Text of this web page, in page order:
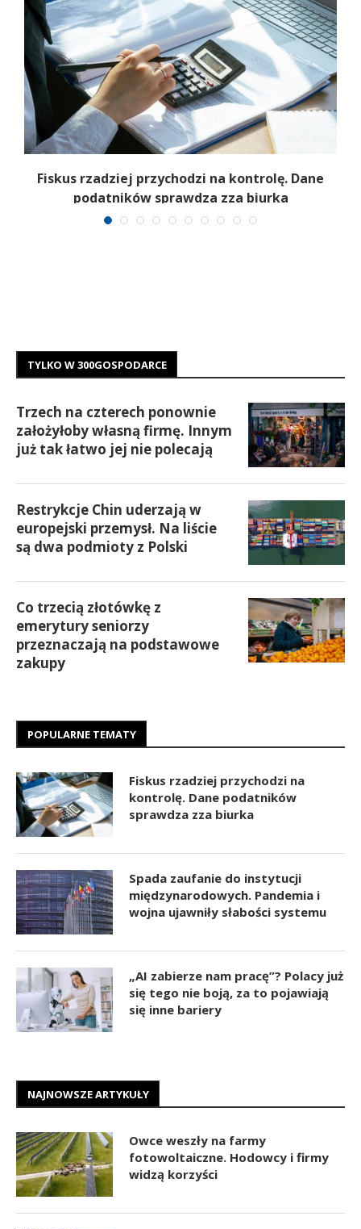
Fiskus rzadziej przychodzi na kontrolę. Dane
podatników sprawdza zza biurka
TYLKO W 300GOSPODARCE
Trzech na czterech ponownie
założyłoby własną firmę. Innym
już tak łatwo jej nie polecają
Restrykcje Chin uderzają w
europejski przemysł. Na liście
są dwa podmioty z Polski
Co trzecią złotówkę z
emerytury seniorzy
przeznaczają na podstawowe
zakupy
POPULARNE TEMATY
Fiskus rzadziej przychodzi na
kontrolę. Dane podatników
sprawdza zza biurka
Spada zaufanie do instytucji
międzynarodowych. Pandemia i
wojna ujawniły słabości systemu
„AI zabierze nam pracę”? Polacy już
się tego nie boją, za to pojawiają
się inne bariery
NAJNOWSZE ARTYKUŁY
Owce weszły na farmy
fotowoltaiczne. Hodowcy i firmy
widzą korzyści